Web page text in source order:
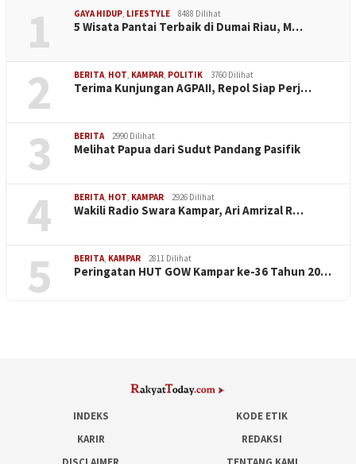
1 GAYA HIDUP, LIFESTYLE 8488 Dilihat
5 Wisata Pantai Terbaik di Dumai Riau, M…
2 BERITA, HOT, KAMPAR, POLITIK 3760 Dilihat
Terima Kunjungan AGPAII, Repol Siap Perj…
3 BERITA 2990 Dilihat
Melihat Papua dari Sudut Pandang Pasifik
4 BERITA, HOT, KAMPAR 2926 Dilihat
Wakili Radio Swara Kampar, Ari Amrizal R…
5 BERITA, KAMPAR 2811 Dilihat
Peringatan HUT GOW Kampar ke-36 Tahun 20…
INDEKS
KODE ETIK
KARIR
REDAKSI